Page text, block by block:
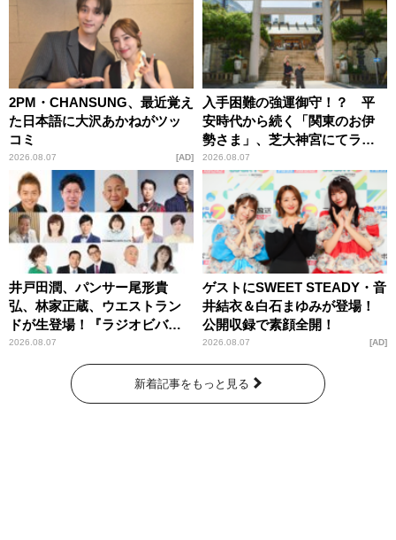
2PM・CHANSUNG、最近覚え
た日本語に大沢あかねがツッ
コミ
2026.08.07 AD
入手困難の強運御守！？ 平
安時代から続く「関東のお伊
勢さま」、芝大神宮にてラン
パンプスが合格祈願！
2026.08.07
井戸田潤、パンサー尾形貴
弘、林家正蔵、ウエストラン
ドが生登場！『ラジオビバリ
ー昼ズ』
2026.08.07
ゲストにSWEET STEADY・音
井結衣＆白石まゆみが登場！
公開収録で素顔全開！
2026.08.07 AD
新着記事をもっと見る